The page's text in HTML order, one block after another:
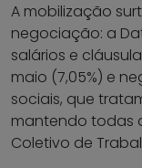
A mobilização
negociação: a
salários e
maio (7,05%) e
sociais, que
mantendo todas
Coletivo de